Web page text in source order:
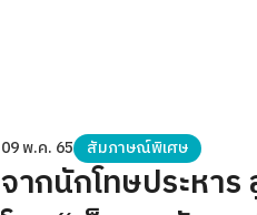
09 พ.ค. 65 สัมภาษณ์พิเศษ
จากนักโทษประหา